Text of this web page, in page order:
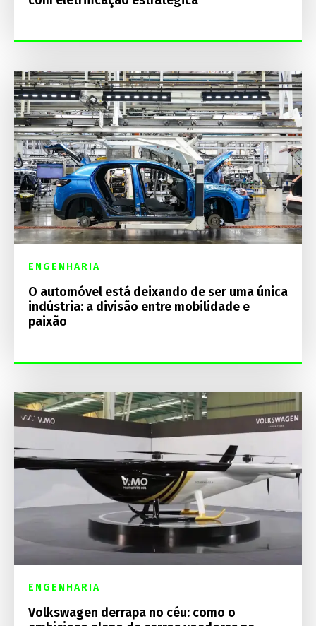
ENGENHARIA
O automóvel está deixando de ser uma única
indústria: a divisão entre mobilidade e
paixão
ENGENHARIA
Volkswagen derrapa no céu: como o